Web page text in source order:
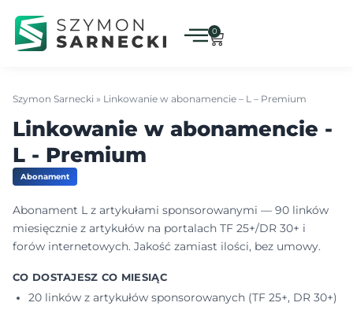
0
Szymon Sarnecki » Linkowanie w abonamencie – L – Premium
Linkowanie w abonamencie -
L - Premium
Abonament
Abonament L z artykułami sponsorowanymi — 90 linków
miesięcznie z artykułów na portalach TF 25+/DR 30+ i
forów internetowych. Jakość zamiast ilości, bez umowy.
CO DOSTAJESZ CO MIESIĄC
20 linków z artykułów sponsorowanych (TF 25+, DR 30+)